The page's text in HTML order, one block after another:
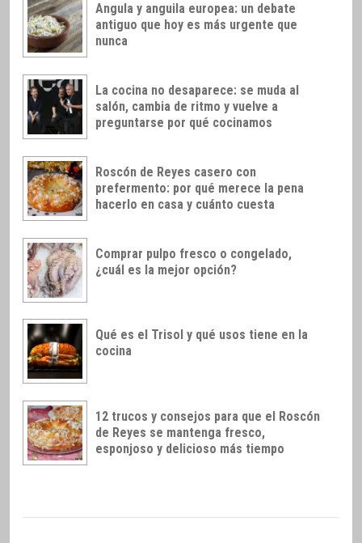
Angula y anguila europea: un debate
antiguo que hoy es más urgente que
nunca
La cocina no desaparece: se muda al
salón, cambia de ritmo y vuelve a
preguntarse por qué cocinamos
Roscón de Reyes casero con
prefermento: por qué merece la pena
hacerlo en casa y cuánto cuesta
Comprar pulpo fresco o congelado,
¿cuál es la mejor opción?
Qué es el Trisol y qué usos tiene en la
cocina
12 trucos y consejos para que el Roscón
de Reyes se mantenga fresco,
esponjoso y delicioso más tiempo